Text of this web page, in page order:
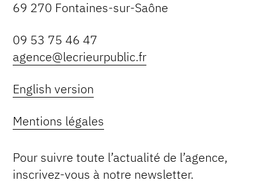
69 270 Fontaines-sur-Saône
09 53 75 46 47
agence@lecrieurpublic.fr
English version
Mentions légales
Pour suivre toute l’actualité de l’agence,
inscrivez-vous à notre newsletter.